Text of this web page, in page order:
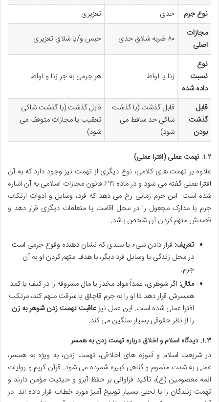
نوع جرم
حدی
تعزیری
مجازات
اصلی
۸۰ ضربه شلاق حدی حبس و/یا شلاق تعزیری
نوع
نسبت
داده شده
زنا یا لواط هر جرمی به جز زنا و لواط
قابل
گذشت
بودن
قابل گذشت (با گذشت
شاکی حد ساقط می
شود)
قابل گذشت (با گذشت شاکی
تعقیب یا مجازات متوقف می
شود)
۱.۲. تهمت عملی (افترا عملی)
علاوه بر تهمت های کلامی، نوع دیگری از تهمت نیز وجود دارد که به آن
افترا عملی گفته می شود و در ماده ۶۹۹ قانون مجازات اسلامی به آن اشاره
شده است. این جرم زمانی رخ می دهد که فرد، وسایل و ادوات ارتکاب
جرم یا مدارک مجعول را در محل اقامت یا متعلقات دیگری قرار دهد و
قصدش متهم کردن آن شخص باشد.
تعریف: قرار دادن شیء یا سندی که نشان دهنده وقوع جرمی است
در محل زندگی یا وسایل فرد دیگر، با هدف متهم کردن او به آن
جرم.
مثال: اگر شوهری، عمداً مواد مخدر یا مال مسروقه را در کیف یا کمد
همسرش قرار دهد تا او را به جرم قاچاق یا سرقت متهم کند، مرتکب
افترا عملی شده است. این عمل نیز عاقبت تهمت زدن شوهر به زن
را از نظر حقوقی بسیار سنگین می کند.
۱.۳. دیدگاه اسلام و اخلاق درباره تهمت زدن به همسر
در شریعت اسلام و آموزه های اخلاقی، تهمت زدن، به ویژه به همسر،
عملی به شدت مذموم و گناهی کبیره شمرده می شود. قرآن کریم و روایات
ائمه معصومین (ع)، تأکید فراوانی بر حفظ آبرو و حیثیت مؤمن دارند و
تهمت زنندگان را با لحنی بسیار توبیخ آمیز مورد خطاب قرار داده اند. در